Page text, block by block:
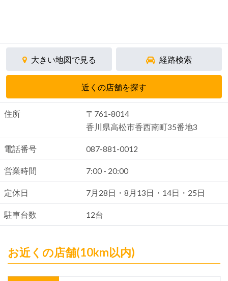
大きい地図で見る 経路検索
近くの店舗を探す
住所
〒761-8014
香川県高松市香西南町35番地3
電話番号 087-881-0012
営業時間 7:00 - 20:00
定休日 7月28日・8月13日・14日・25日
駐車台数 12台
お近くの店舗(10km以内)